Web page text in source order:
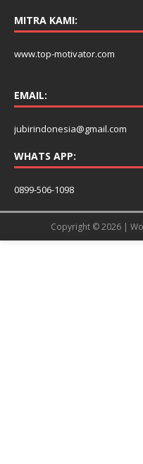
MITRA KAMI:
www.top-motivator.com
EMAIL:
jubirindonesia@gmail.com
WHATS APP:
0899-506-1098
Copyright © 2026 |